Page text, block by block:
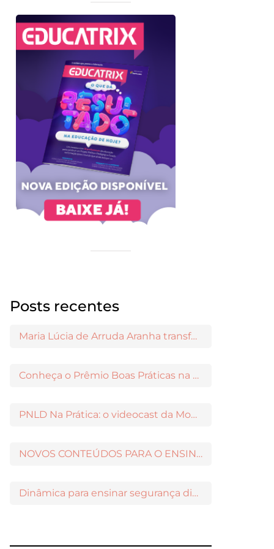
Posts recentes
Maria Lúcia de Arruda Aranha transformou o ensino de Filosofia no Brasil
Conheça o Prêmio Boas Práticas na Escola
PNLD Na Prática: o videocast da Moderna para apoiar a escolha das obras aprovadas
NOVOS CONTEÚDOS PARA O ENSINO MÉDIO DISPONÍVEIS NO MODERNAMIGOS
Dinâmica para ensinar segurança digital nos Anos Iniciais